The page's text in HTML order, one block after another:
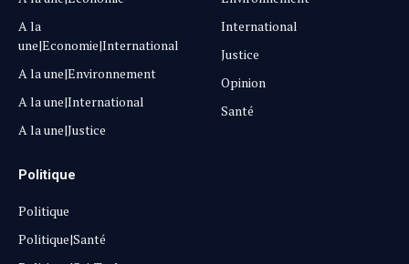
A la
une|Economie|International
A la une|Environnement
A la une|International
A la une|Justice
International
Justice
Opinion
Santé
Politique
Politique
Politique|Santé